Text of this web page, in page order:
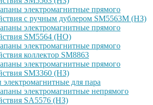
электромагнитные прямого
с ручным дублером SM5563M (НЗ)
электромагнитные прямого
SM5564 (НО)
электромагнитные прямого
коллектор SM8863
электромагнитные прямого
SM3360 (НЗ)
для пара
электромагнитные непрямого
SA5576 (НЗ)